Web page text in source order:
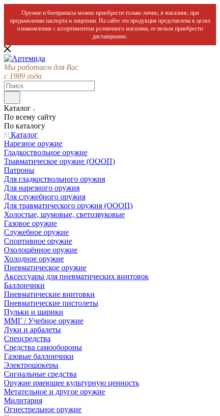
Оружие и боеприпасы можно приобрести только лично, в магазине, при
предъявлении паспорта и лицензии. На сайте эта продукция представлена в целях
ознакомления с ассортиментом розничного магазина, ее нельзя приобрести
дистанционно.
Мы работаем для Вас
с 1989 года
Каталог
По всему сайту
По каталогу
Каталог
Нарезное оружие
Гладкоствольное оружие
Травматическое оружие (ОООП)
Патроны
Для гладкоствольного оружия
Для нарезного оружия
Для служебного оружия
Для травматического оружия (ОООП)
Холостые, шумовые, светозвуковые
Газовое оружие
Служебное оружие
Спортивное оружие
Охолощённое оружие
Холодное оружие
Пневматическое оружие
Аксессуары для пневматических винтовок
Баллончики
Пневматические винтовки
Пневматические пистолеты
Пульки и шарики
ММГ / Учебное оружие
Луки и арбалеты
Спецсредства
Средства самообороны
Газовые баллончики
Электрошокеры
Сигнальные средства
Оружие имеющее культурную ценность
Метательное и другое оружие
Милитария
Огнестрельное оружие